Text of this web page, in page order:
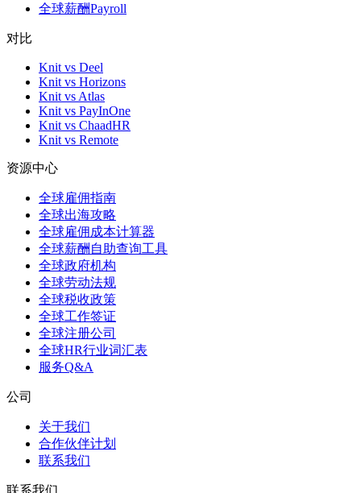
全球薪酬Payroll
对比
Knit vs Deel
Knit vs Horizons
Knit vs Atlas
Knit vs PayInOne
Knit vs ChaadHR
Knit vs Remote
资源中心
全球雇佣指南
全球出海攻略
全球雇佣成本计算器
全球薪酬自助查询工具
全球政府机构
全球劳动法规
全球税收政策
全球工作签证
全球注册公司
全球HR行业词汇表
服务Q&A
公司
关于我们
合作伙伴计划
联系我们
联系我们